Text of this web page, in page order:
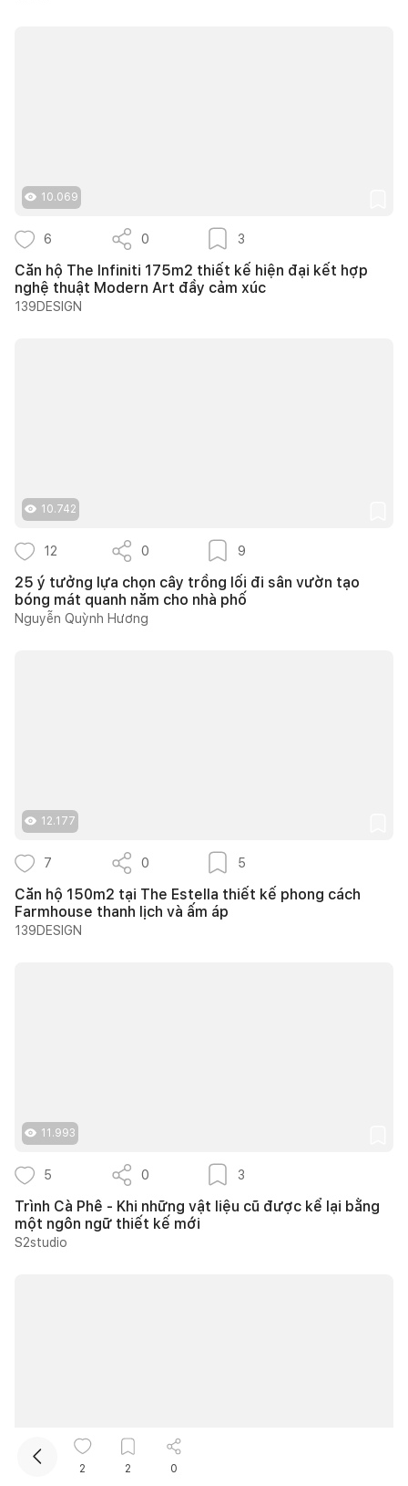
10.069
6 0 3
Căn hộ The Infiniti 175m2 thiết kế hiện đại kết hợp
nghệ thuật Modern Art đầy cảm xúc
139DESIGN
10.742
12 0 9
25 ý tưởng lựa chọn cây trồng lối đi sân vườn tạo
bóng mát quanh năm cho nhà phố
Nguyễn Quỳnh Hương
12.177
7 0 5
Căn hộ 150m2 tại The Estella thiết kế phong cách
Farmhouse thanh lịch và ấm áp
139DESIGN
11.993
5 0 3
Trình Cà Phê - Khi những vật liệu cũ được kể lại bằng
một ngôn ngữ thiết kế mới
S2studio
10.506
2 2 0